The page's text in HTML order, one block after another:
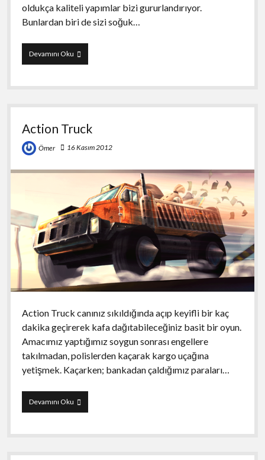
oldukça kaliteli yapımlar bizi gururlandırıyor.
Bunlardan biri de sizi soğuk…
Devamını OkuHoodcast
Action Truck
Ömer 16 Kasım 2012
Action Truck canınız sıkıldığında açıp keyifli bir kaç
dakika geçirerek kafa dağıtabileceğiniz basit bir oyun.
Amacımız yaptığımız soygun sonrası engellere
takılmadan, polislerden kaçarak kargo uçağına
yetişmek. Kaçarken; bankadan çaldığımız paraları…
Devamını OkuAction
Truck